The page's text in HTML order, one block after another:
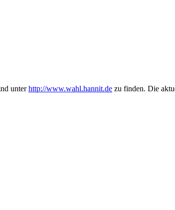
unterhttp://www.wahl.hannit.de zu finden. Die